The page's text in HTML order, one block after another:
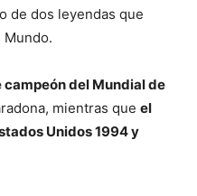
de dos leyendas que
Mundo.
campeón del Mundial de
mientras que el
Unidos 1994 y